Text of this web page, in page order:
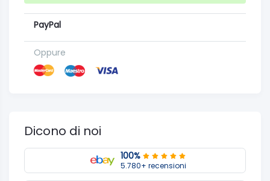
PayPal
Oppure
Dicono di noi
100%
5.780+ recensioni